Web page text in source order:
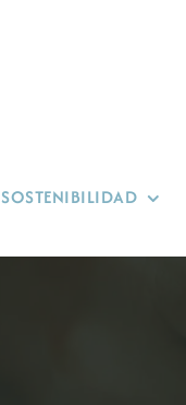
SOSTENIBILIDAD